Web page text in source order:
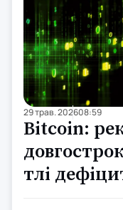
29 трав. 202608:59
Bitcoin:
тлі